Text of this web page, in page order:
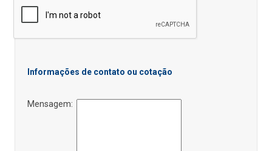
Informações de contato ou cotação
Mensagem: